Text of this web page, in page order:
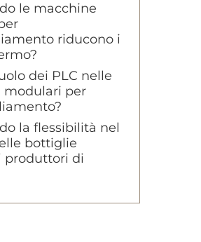
le macchine
riducono i
dei PLC nelle
modulari per
la flessibilità nel
bottiglie
produttori di